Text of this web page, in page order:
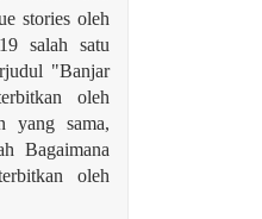
stories oleh
salah satu
"Banjar
oleh
yang sama,
Bagaimana
oleh